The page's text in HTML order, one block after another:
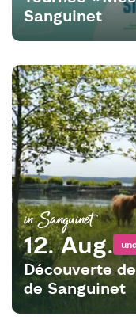
Sanguinet
in Sanguinet
12. Aug.
Découverte
de Sanguinet